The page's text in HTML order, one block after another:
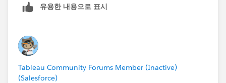
れがわかるような形にできればと思います。
どよろしくお願いします。
유용한 내용으로 표시
Tableau Community Forums Member (Inactive)
(Salesforce)